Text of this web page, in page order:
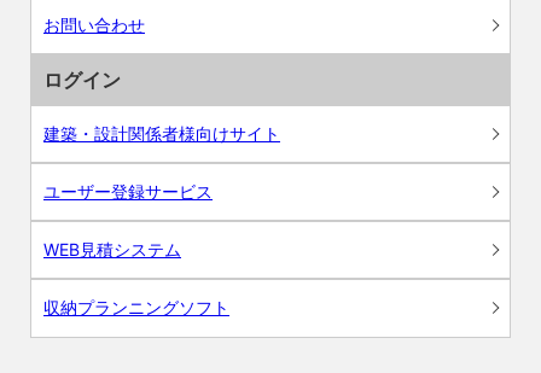
お問い合わせ
ログイン
建築・設計関係者様向けサイト
ユーザー登録サービス
WEB見積システム
収納プランニングソフト